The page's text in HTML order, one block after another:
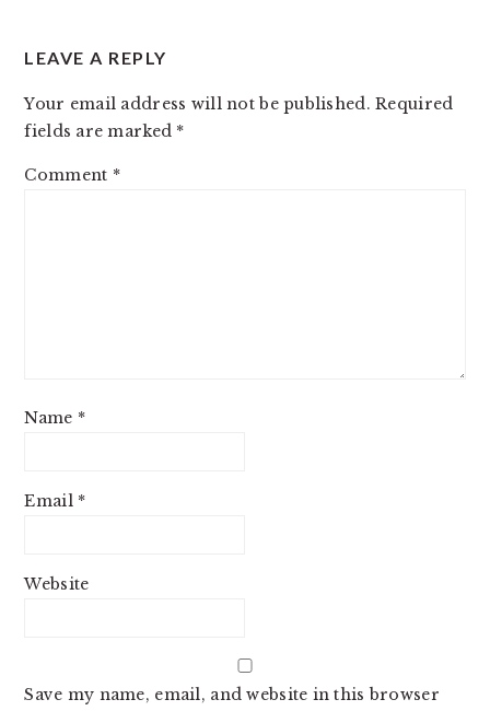
LEAVE A REPLY
Your email address will not be published. Required
fields are marked *
Comment *
Name *
Email *
Website
Save my name, email, and website in this browser